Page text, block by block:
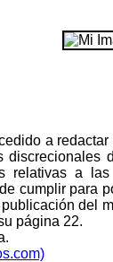
a
relativas a
cumplir para
del
página 22.